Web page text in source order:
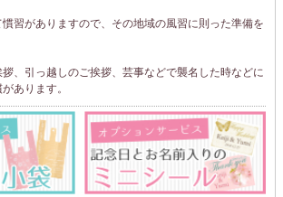
習がありますので、その地域の風習に則った準備を
、引っ越しのご挨拶、芸事などで襲名した時などに
あります。